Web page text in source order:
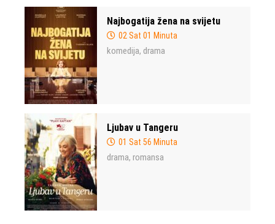
Najbogatija žena na svijetu
02 Sat 01 Minuta
komedija, drama
Ljubav u Tangeru
01 Sat 56 Minuta
drama, romansa